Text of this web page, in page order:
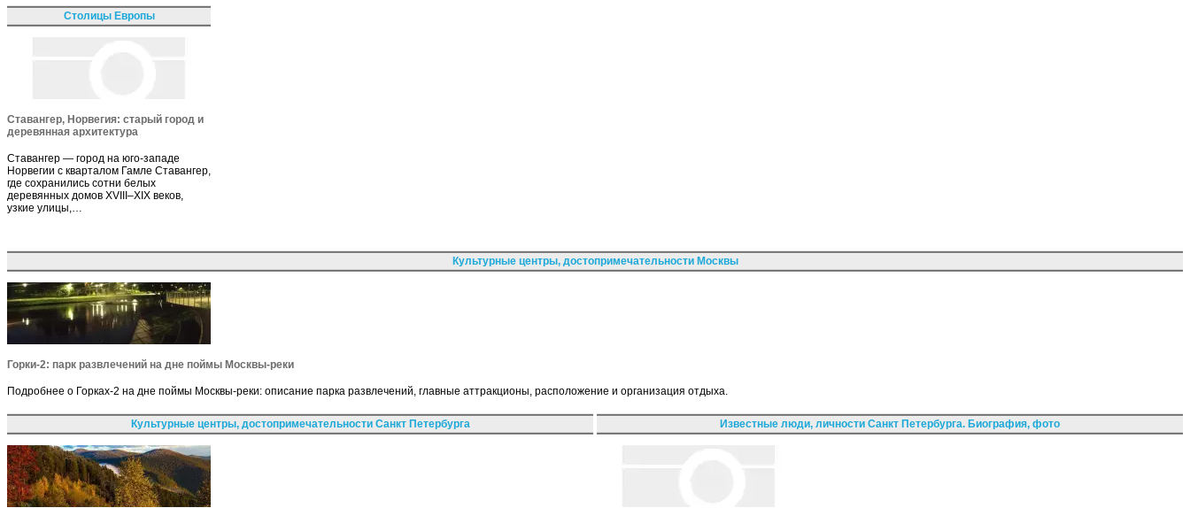
Столицы Европы
Ставангер, Норвегия: старый город и
деревянная архитектура
Ставангер — город на юго-западе
Норвегии с кварталом Гамле Ставангер,
где сохранились сотни белых
деревянных домов XVIII–XIX веков,
узкие улицы,…
Культурные центры, достопримечательности Москвы
Горки-2: парк развлечений на дне поймы Москвы-реки
Подробнее о Горках-2 на дне поймы Москвы-реки: описание парка развлечений, главные аттракционы, расположение и организация отдыха.
Культурные центры, достопримечательности Санкт Петербурга Известные люди, личности Санкт Петербурга. Биография, фото